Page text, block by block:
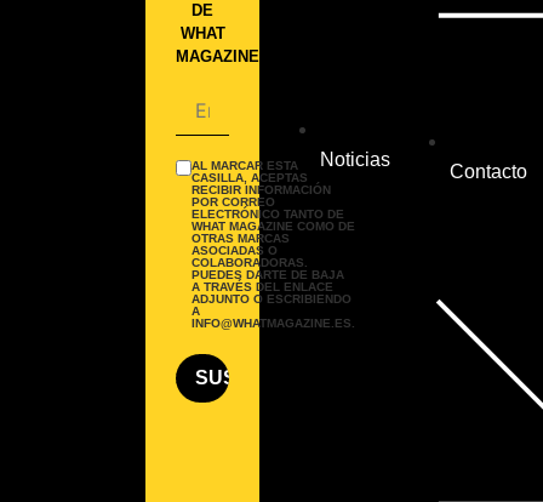
DE
WHAT
MAGAZINE.
AL MARCAR ESTA
CASILLA, ACEPTAS
RECIBIR INFORMACIÓN
POR CORREO
ELECTRÓNICO TANTO DE
WHAT MAGAZINE COMO DE
OTRAS MARCAS
ASOCIADAS O
COLABORADORAS.
PUEDES DARTE DE BAJA
A TRAVÉS DEL ENLACE
ADJUNTO O ESCRIBIENDO
A
INFO@WHATMAGAZINE.ES.
Noticias
Contacto